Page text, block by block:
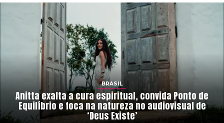
BRASIL
Anitta exalta a cura espiritual, convida Ponto de
Equilíbrio e foca na natureza no audiovisual de
‘Deus Existe’